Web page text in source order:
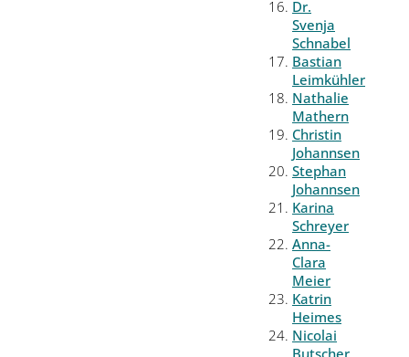
Dr.
Svenja
Schnabel
Bastian
Leimkühler
Nathalie
Mathern
Christin
Johannsen
Stephan
Johannsen
Karina
Schreyer
Anna-
Clara
Meier
Katrin
Heimes
Nicolai
Butscher